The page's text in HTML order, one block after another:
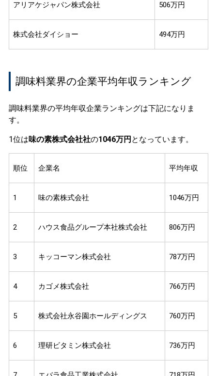
アリアケジャパン株式会社 506万円
株式会社ダイショー 494万円
調味料業界の企業平均年収ランキング
調味料業界の平均年収企業ランキングは下記になりま
す。
1位は味の素株式会社社の1046万円 となっています。
順位 企業名 平均年収
1 味の素株式会社 1046万円
2 ハウス食品グループ本社株式会社 806万円
3 キッコーマン株式会社 787万円
4 カゴメ株式会社 766万円
5 株式会社永谷園ホールディングス 760万円
6 理研ビタミン株式会社 736万円